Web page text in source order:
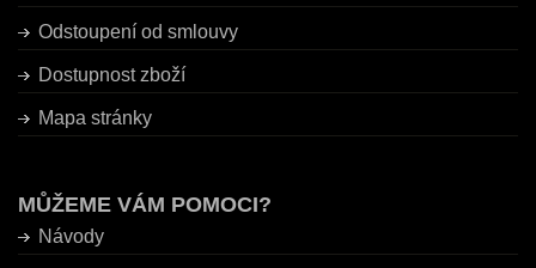
Odstoupení od smlouvy
Dostupnost zboží
Mapa stránky
MŮŽEME VÁM POMOCI?
Návody